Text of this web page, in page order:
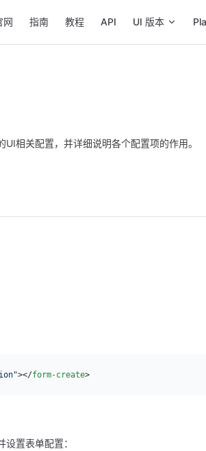
网
指南 教程 API UI 版本
相关配置，并详细说明各个配置项的作用。
></form-create>
置表单配置：